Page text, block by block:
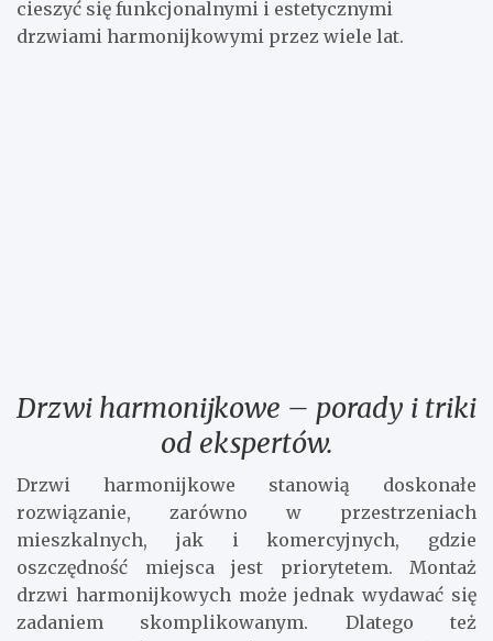
poprawnym montażu klamki i zamka oraz
regularnej konserwacji. Dzięki temu będziesz mógł
Drzwi harmonijkowe – porady i triki
od ekspertów.
Drzwi harmonijkowe stanowią doskonałe
rozwiązanie, zarówno w przestrzeniach
mieszkalnych, jak i komercyjnych, gdzie
oszczędność miejsca jest priorytetem. Montaż